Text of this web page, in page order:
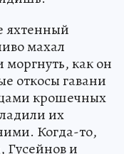
яхтенный
махал
как он
откосы гавани
крошечных
их
Когда-то,
Гусейнов и